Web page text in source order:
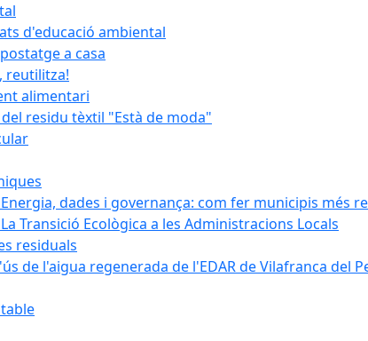
d'educació ambiental
a casa
reutilitza!
alimentari
residu tèxtil "Està de moda"
dades i governança: com fer municipis més
Transició Ecològica a les Administracions Locals
residuals
de l'aigua regenerada de l'EDAR de Vilafranca del